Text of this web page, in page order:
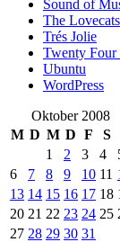
Sound of
The Lovecats
Trés Jolie
Twenty Four
Ubuntu
WordPress
Oktober 2008
M D M D F S
1
2 3 4
6
7 8 9 10 11
13 14 15 16 17 18
20 21 22 23 24 25
27 28 29 30 31